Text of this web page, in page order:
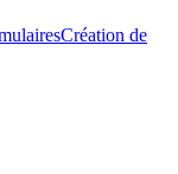
Création de